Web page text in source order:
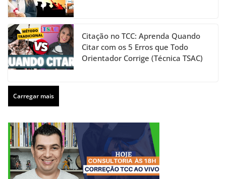
Citação no TCC: Aprenda Quando
Citar com os 5 Erros que Todo
Orientador Corrige (Técnica TSAC)
Carregar mais